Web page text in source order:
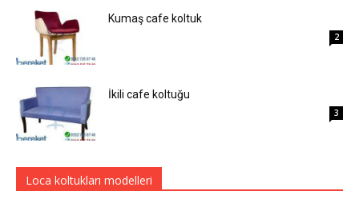
Kumaş cafe koltuk
2
İkili cafe koltuğu
3
Loca koltukları modelleri